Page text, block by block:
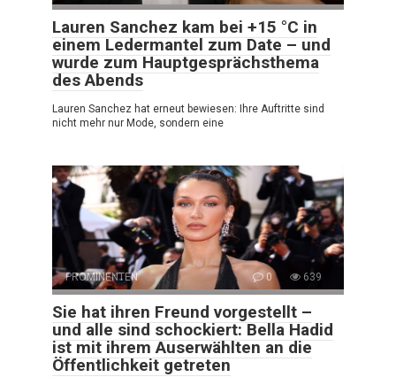
Lauren Sanchez kam bei +15 °C in
einem Ledermantel zum Date – und
wurde zum Hauptgesprächsthema
des Abends
Lauren Sanchez hat erneut bewiesen: Ihre Auftritte sind
nicht mehr nur Mode, sondern eine
PROMINENTEN 0 639
Sie hat ihren Freund vorgestellt –
und alle sind schockiert: Bella Hadid
ist mit ihrem Auserwählten an die
Öffentlichkeit getreten